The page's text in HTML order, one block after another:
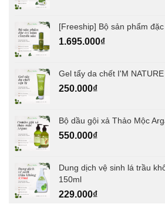
[Freeship] Bộ sản phẩm
1.695.000₫
Gel tẩy da chết I'M NATURE
250.000₫
Bộ dầu gội xả Thảo Mộc
550.000₫
Dung dịch vệ sinh lá trầu
150ml
229.000₫